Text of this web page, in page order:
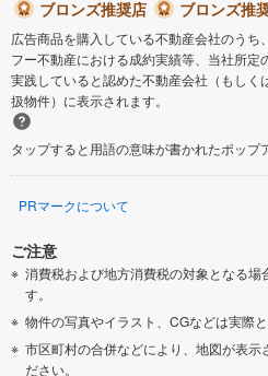
ブロンズ推奨店
ブロンズ推
広告商品を購入している不動産会社のう
フー不動産における成約実績等、当社所
実践していると認めた不動産会社（もしく
扱物件）に表示されます。
タップすると用語の意味が書かれたポップ
PRマークについて
ご注意
消費税および地方消費税の対象となる場
す。
物件の写真やイラスト、CGなどは実際
市区町村の合併などにより、地図が表示
ださい。